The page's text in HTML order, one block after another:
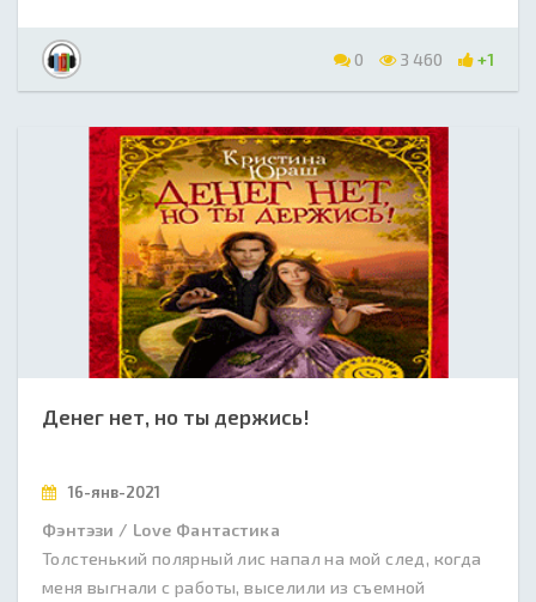
0 3 460 +1
Денег нет, но ты держись!
16-янв-2021
Фэнтэзи / Love Фантастика
Толстенький полярный лис напал на мой след, когда
меня выгнали с работы, выселили из съемной